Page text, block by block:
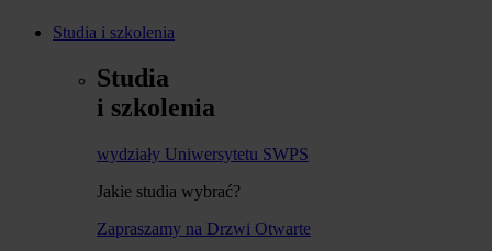
Studia i szkolenia
Studia
i szkolenia
wydziały Uniwersytetu SWPS
Jakie studia wybrać?
Zapraszamy na Drzwi Otwarte